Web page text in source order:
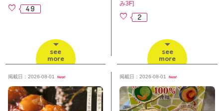
49
see
more
み3F]
2
see
more
掲載日：2026-08-01 New! 掲載日：2026-08-01 New!